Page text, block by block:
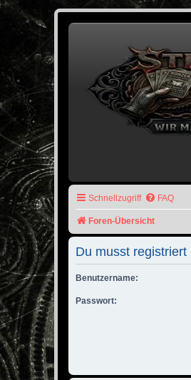
Schnellzugriff FAQ
Foren-Übersicht
Du musst
Benutzername:
Passwort: